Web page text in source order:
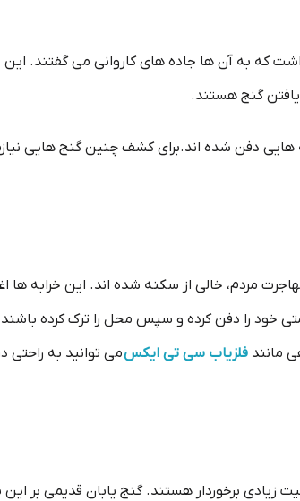
که به آن ها جاده های کاروانی می گفتند. این
گنج هستند.
هایی دفن شده اند.برای کشف چنین گنج هایی
مردم، خالی از سکنه شده اند. این خرابه ها
خود را دفن کرده و سپس محل را ترک کرده
مانند فلزیاب سی تی ایکسمی توانید به راحتی
برخوردار هستند. گنج یابان قدیمی بر این